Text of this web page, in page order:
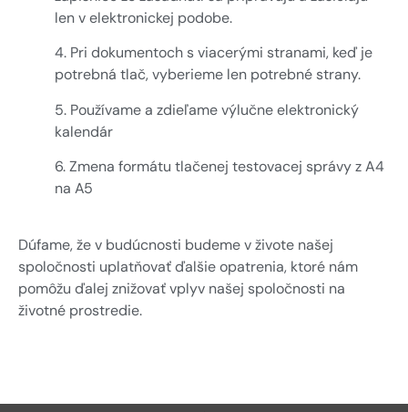
len v elektronickej podobe.
4. Pri dokumentoch s viacerými stranami, keď je
potrebná tlač, vyberieme len potrebné strany.
5. Používame a zdieľame výlučne elektronický
kalendár
6. Zmena formátu tlačenej testovacej správy z A4
na A5
Dúfame, že v budúcnosti budeme v živote našej
spoločnosti uplatňovať ďalšie opatrenia, ktoré nám
pomôžu ďalej znižovať vplyv našej spoločnosti na
životné prostredie.